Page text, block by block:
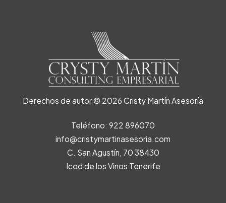
Derechos de autor © 2026 Cristy Martín Asesoría
Teléfono: 922 896070
info@cristymartinasesoria.com
C. San Agustín, 70 38430
Icod de los Vinos Tenerife